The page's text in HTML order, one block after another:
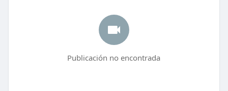
Publicación no encontrada